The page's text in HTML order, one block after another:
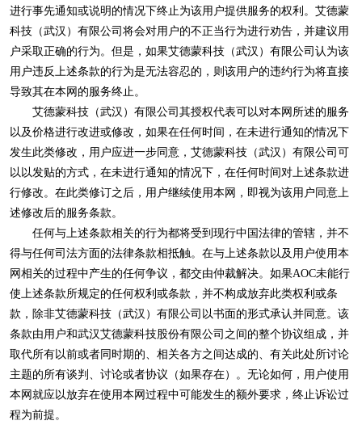
进行事先通知或说明的情况下终止为该用户提供服务的权利。艾德蒙
科技（武汉）有限公司将会对用户的不正当行为进行劝告，并建议用
户采取正确的行为。但是，如果艾德蒙科技（武汉）有限公司认为该
用户违反上述条款的行为是无法容忍的，则该用户的违约行为将直接
导致其在本网的服务终止。
艾德蒙科技（武汉）有限公司其授权代表可以对本网所述的服务
以及价格进行改进或修改，如果在任何时间，在未进行通知的情况下
发生此类修改，用户应进一步同意，艾德蒙科技（武汉）有限公司可
以以发贴的方式，在未进行通知的情况下，在任何时间对上述条款进
行修改。在此类修订之后，用户继续使用本网，即视为该用户同意上
述修改后的服务条款。
任何与上述条款相关的行为都将受到现行中国法律的管辖，并不
得与任何司法方面的法律条款相抵触。在与上述条款以及用户使用本
网相关的过程中产生的任何争议，都交由仲裁解决。如果AOC未能行
使上述条款所规定的任何权利或条款，并不构成放弃此类权利或条
款，除非艾德蒙科技（武汉）有限公司以书面的形式承认并同意。该
条款由用户和武汉艾德蒙科技股份有限公司之间的整个协议组成，并
取代所有以前或者同时期的、相关各方之间达成的、有关此处所讨论
主题的所有谈判、讨论或者协议（如果存在）。无论如何，用户使用
本网就应以放弃在使用本网过程中可能发生的额外要求，终止诉讼过
程为前提。